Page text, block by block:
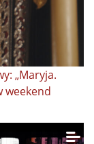
„Maryja.
weekend